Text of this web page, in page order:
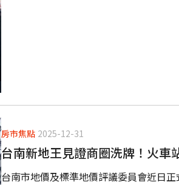
房市焦點 2025-12-31
台南新地王見證商圈洗牌！火車
台南市地價及標準地價評議委員會近日